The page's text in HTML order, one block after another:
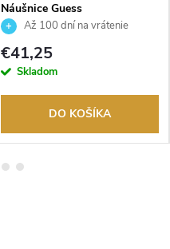
Náušnice Guess
JUBE06284JWRHT
Až 100 dní na vrátenie
tovaru. Autorizovaný predajca.
€41,25
Skladom
DO KOŠÍKA